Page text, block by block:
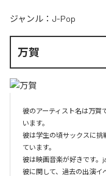
ジャンル： J-Pop
万賀
彼のアーティスト名は万賀
います。
彼は学生の頃サックスに挑
ています。
彼は映画音楽が好きです。
彼に関して、過去の出演イ